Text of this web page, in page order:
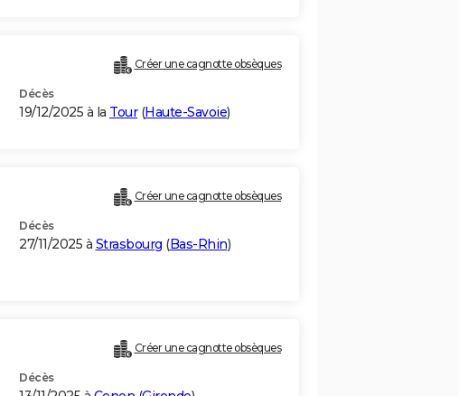
Créer une cagnotte obsèques
Décès
19/12/2025 à la Tour(Haute-Savoie)
Créer une cagnotte obsèques
Décès
27/11/2025 à Strasbourg (Bas-Rhin)
Créer une cagnotte obsèques
Décès